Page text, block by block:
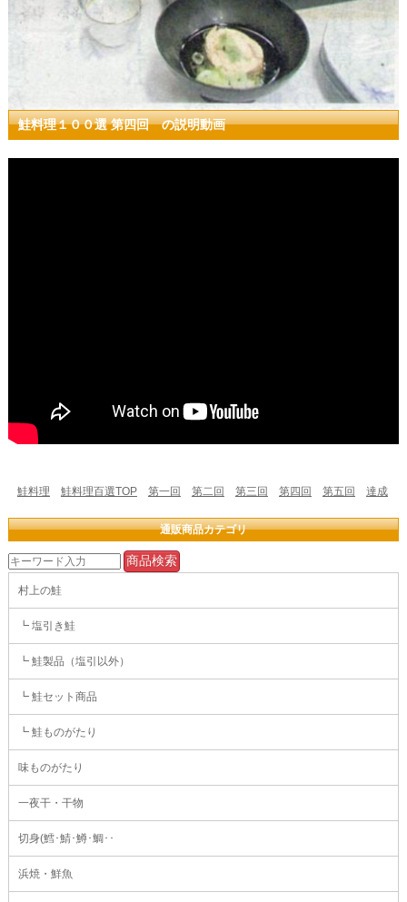
鮭料理１００選 第四回 の説明動画
鮭料理 鮭料理百選TOP 第一回 第二回 第三回 第四回 第五回 達成
通販商品カテゴリ
村上の鮭
┗ 塩引き鮭
┗ 鮭製品（塩引以外）
┗ 鮭セット商品
┗ 鮭ものがたり
味ものがたり
一夜干・干物
切身(鱈･鯖･鱒･鯛･･
浜焼・鮮魚